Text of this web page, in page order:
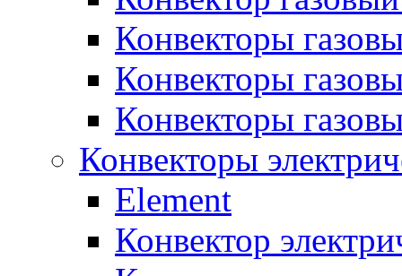
Конвекторы
Конвекторы
Конвекторы
Конвекторы
Element
Конвектор